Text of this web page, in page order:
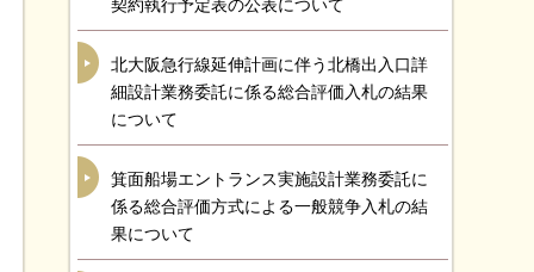
契約執行予定表の公表について
北大阪急行線延伸計画に伴う北橋出入口詳
細設計業務委託に係る総合評価入札の結果
について
箕面船場エントランス実施設計業務委託に
係る総合評価方式による一般競争入札の結
果について